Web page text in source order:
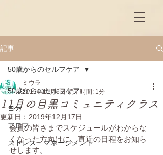
記事
50歳からのセルフケア
ヨガ
アロマ
ストレス・マネージメント
50歳からのセルフケア
11月の目黒コミュニティクラス
ミウラ
2019年11月6日 読了時間: 1分
更新日： 2019年12月17日
会員の皆さまでスケジュールがわからな
くなった方向けに、直近の日程をお知ら
せします。